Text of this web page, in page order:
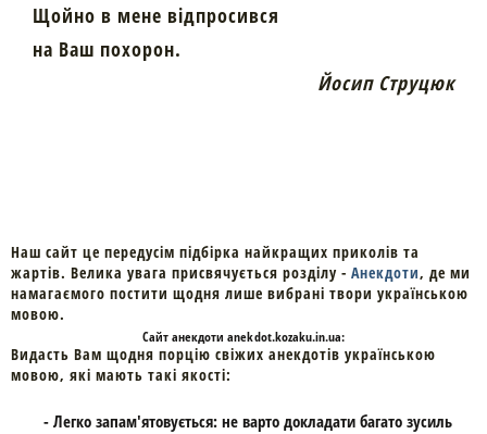
Щойно в мене відпросився
на Ваш похорон.
Йосип Струцюк
Наш сайт це передусім підбірка найкращих приколів та
жартів. Велика увага присвячується розділу - Анекдоти, де ми
намагаємого постити щодня лише вибрані твори українською
мовою.
Cайтанекдоти anekdot.kozaku.in.ua:
Видасть Вам щодня порцію свіжих анекдотів українською
мовою, які мають такі якості:
- Легко запам'ятовується: не варто докладати багато зусиль